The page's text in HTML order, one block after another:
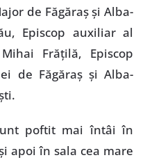
de Făgăraş şi Alba-
Episcop auxiliar al
Frăţilă, Episcop
de Făgăraş şi Alba-
poftit mai întâi în
apoi în sala cea mare